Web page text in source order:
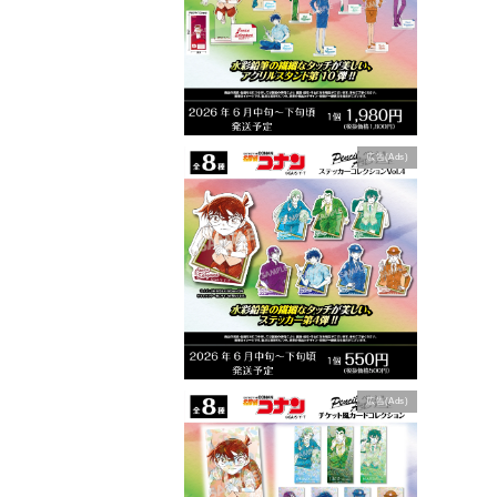
広告(Ads)
広告(Ads)